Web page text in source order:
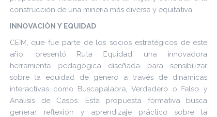
construcción de una minería más diversa y equitativa.
INNOVACIÓN Y EQUIDAD
CEIM, que fue parte de los socios estratégicos de este
año, presentó Ruta Equidad, una innovadora
herramienta pedagógica diseñada para sensibilizar
sobre la equidad de género a través de dinámicas
interactivas como Buscapalabra, Verdadero o Falso y
Análisis de Casos. Esta propuesta formativa busca
generar reflexión y aprendizaje práctico sobre la